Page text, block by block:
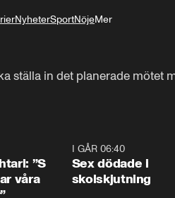
NyheterSportNöjeMer
ställa in det planerade mötet
”S
våra
I GÅR 06:40
Sex dödade i
skolskjutning